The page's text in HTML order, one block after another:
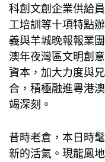
科創文創企業供給
工培訓等十項特點
義與羊城晚報報業
澳年夜灣區文明創
資本，加大力度與
合，積極融進粵港
竭深刻。
昔時老倉，本日時
新的活氣。現龍鳳